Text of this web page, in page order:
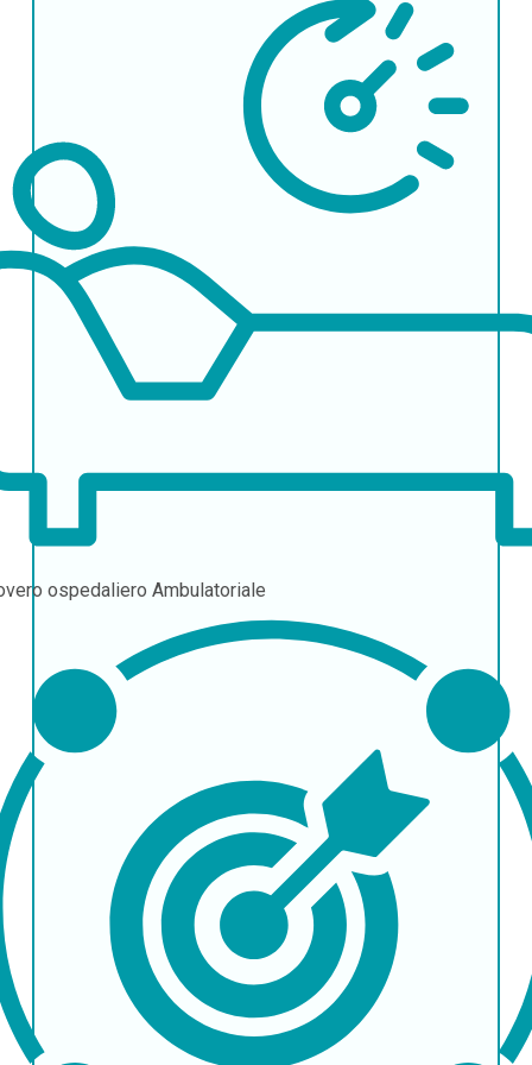
ospedaliero Ambulatoriale